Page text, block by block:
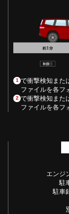
1 で衝撃検知ま
ファイルを各フ
2 で衝撃検知ま
ファイルを各フ
エンジ
駐
駐車